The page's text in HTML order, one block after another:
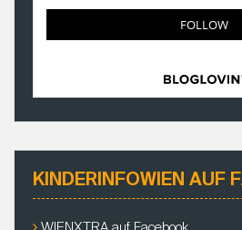
KINDERINFOWIEN AUF